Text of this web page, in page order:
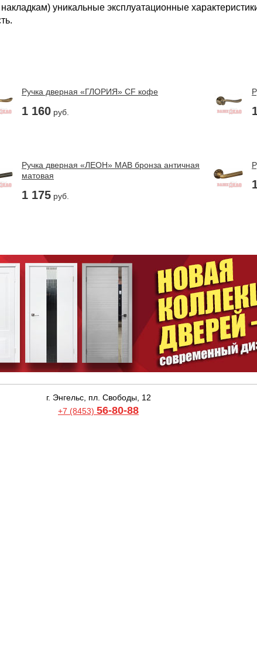
уникальные эксплуатационные
Ручка дверная «ГЛОРИЯ» CF кофе
1 160 руб.
Ручка дверная «ЛЕОН» MAB бронза античная
матовая
1 175 руб.
г. Энгельс, пл. Свободы, 12
+7 (8453) 56-80-88